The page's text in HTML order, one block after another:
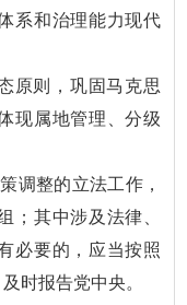
系和治理能力现代
原则，巩固马克思
现属地管理、分级
调整的立法工作，
；其中涉及法律、
必要的，应当按照
时报告党中央。